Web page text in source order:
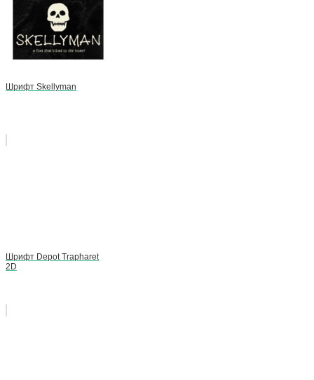
Шрифт Skellyman
Шрифт Depot Trapharet
2D